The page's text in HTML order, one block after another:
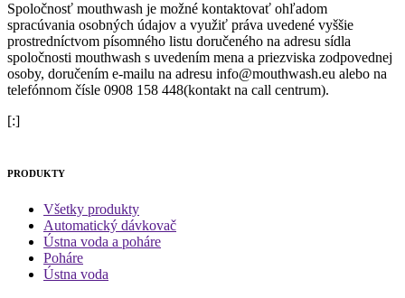
Spoločnosť mouthwash je možné kontaktovať ohľadom
spracúvania osobných údajov a využiť práva uvedené vyššie
prostredníctvom písomného listu doručeného na adresu sídla
spoločnosti mouthwash s uvedením mena a priezviska zodpovednej
osoby, doručením e-mailu na adresu info@mouthwash.eu alebo na
telefónnom čísle 0908 158 448(kontakt na call centrum).
[:]
PRODUKTY
Všetky produkty
Automatický dávkovač
Ústna voda a poháre
Poháre
Ústna voda